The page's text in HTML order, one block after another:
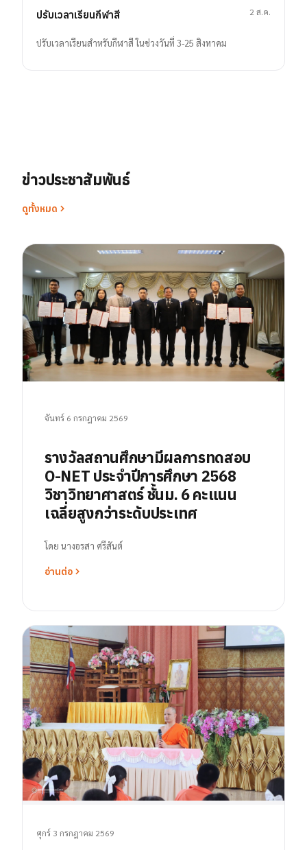
ปรับเวลาเรียนกีฬาสี
ปรับเวลาเรียนสำหรับกีฬาสี ในช่วงวันที่ 3-25 สิงหาคม
2 ส.ค.
ข่าวประชาสัมพันธ์
ดูทั้งหมด
จันทร์ 6 กรกฎาคม 2569
รางวัลสถานศึกษามีผลการทดสอบ
O-NET ประจำปีการศึกษา 2568
วิชาวิทยาศาสตร์ ชั้นม. 6 คะแนน
เฉลี่ยสูงกว่าระดับประเทศ
โดย นางอรสา ศรีสันต์
อ่านต่อ
ศุกร์ 3 กรกฎาคม 2569